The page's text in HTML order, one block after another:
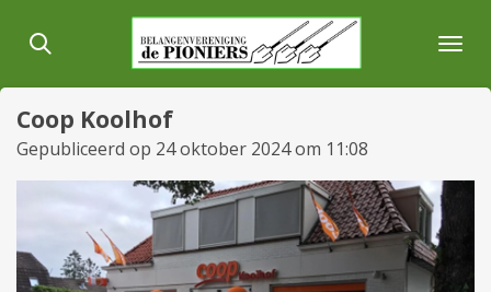
direct
hoofdinhoud
Coop Koolhof
Gepubliceerd op 24 oktober 2024 om 11:08